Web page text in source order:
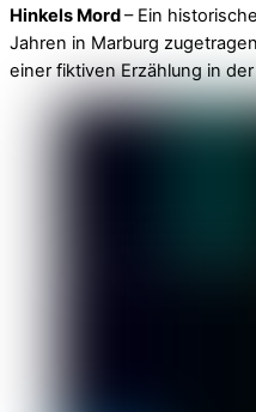
Hinkels Mord– Ein
Jahren in Marburg
einer fiktiven Erzählung in